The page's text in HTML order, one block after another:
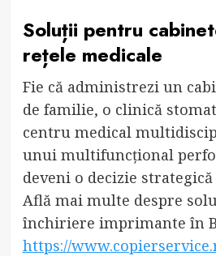
Soluții pentru
rețele medicale
Fie că administrezi un
de familie, o clinică
centru medical
unui multifuncțional
deveni o decizie
Află mai multe despre
închiriere imprimante în
https://